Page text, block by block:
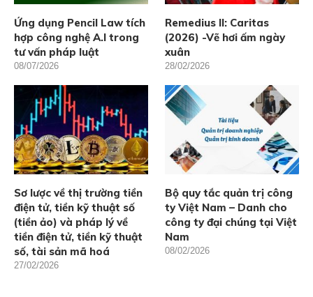
Ứng dụng Pencil Law tích
hợp công nghệ A.I trong
tư vấn pháp luật
08/07/2026
Remedius II: Caritas
(2026) -Vẽ hơi ấm ngày
xuân
28/02/2026
Sơ lược về thị trường tiền
điện tử, tiền kỹ thuật số
(tiền ảo) và pháp lý về
tiền điện tử, tiền kỹ thuật
số, tài sản mã hoá
27/02/2026
Bộ quy tắc quản trị công
ty Việt Nam – Danh cho
công ty đại chúng tại Việt
Nam
08/02/2026